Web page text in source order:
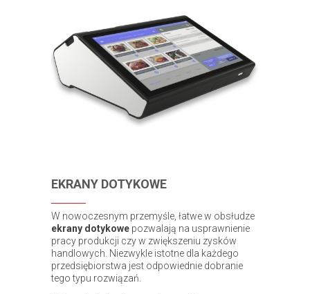
EKRANY DOTYKOWE
W nowoczesnym przemyśle, łatwe w obsłudze
ekrany dotykowe pozwalają na usprawnienie
pracy produkcji czy w zwiększeniu zysków
handlowych. Niezwykle istotne dla każdego
przedsiębiorstwa jest odpowiednie dobranie
tego typu rozwiązań.